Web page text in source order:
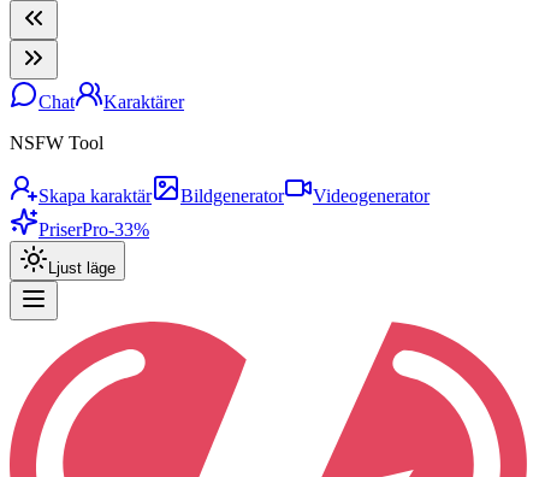
Chat
Karaktärer
NSFW Tool
Skapa karaktär Bildgenerator
Videogenerator
PriserPro-33%
Ljust läge